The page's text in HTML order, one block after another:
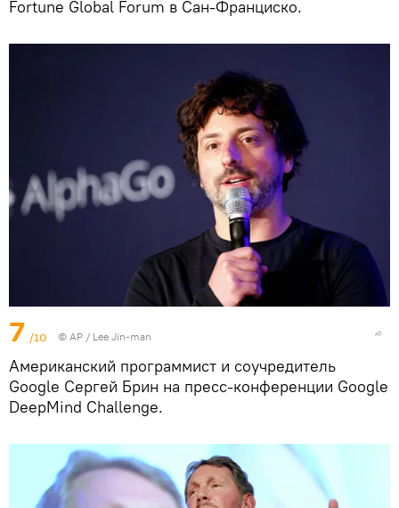
Fortune Global Forum в Сан-Франциско.
7 /10 © AP / Lee Jin-man
Американский программист и соучредитель
Google Сергей Брин на пресс-конференции Google
DeepMind Challenge.